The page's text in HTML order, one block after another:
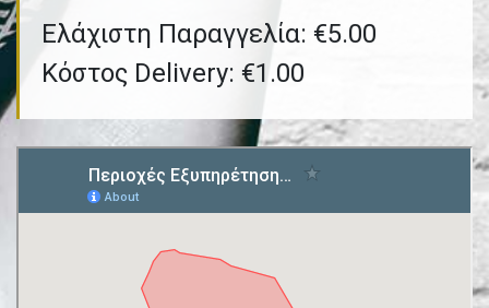
Ελάχιστη Παραγγελία: €5.00
Κόστος Delivery: €1.00